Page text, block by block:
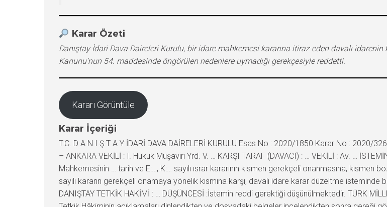
Karar Özeti
Danıştay İdari Dava Daireleri Kurulu, bir idare mahkemesi kararına itiraz eden davalı
Kanunu’nun 54. maddesinde öngörülen nedenlere uymadığı gerekçesiyle reddetti.
Kararı Görüntüle
Karar İçeriği
T.C. D A N I Ş T A Y İDARİ DAVA DAİRELERİ KURULU Esas No : 2020/1850 Karar No : 2020/
– ANKARA VEKİLİ : I. Hukuk Müşaviri Yrd. V. … KARŞI TARAF (DAVACI) : … VEKİLİ : Av. …
Mahkemesinin … tarih ve E:…, K:… sayılı ısrar kararının kısmen gerekçeli onanmasına,
sayılı kararın gerekçeli onamaya yönelik kısmına karşı, davalı idare karar düzeltme
DANIŞTAY TETKİK HAKİMİ : … DÜŞÜNCESİ :İstemin reddi gerektiği düşünülmektedir. TÜRK